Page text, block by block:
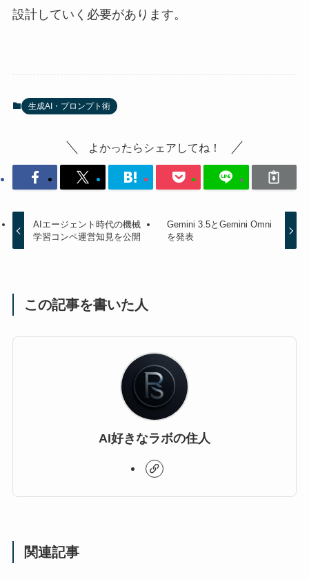
設計していく必要があります。
生成AI・プロンプト術
よかったらシェアしてね！
AIエージェント時代の機械
学習コンペ運営知見を公開
Gemini 3.5とGemini Omni
を発表
この記事を書いた人
AI好きなラボの住人
関連記事